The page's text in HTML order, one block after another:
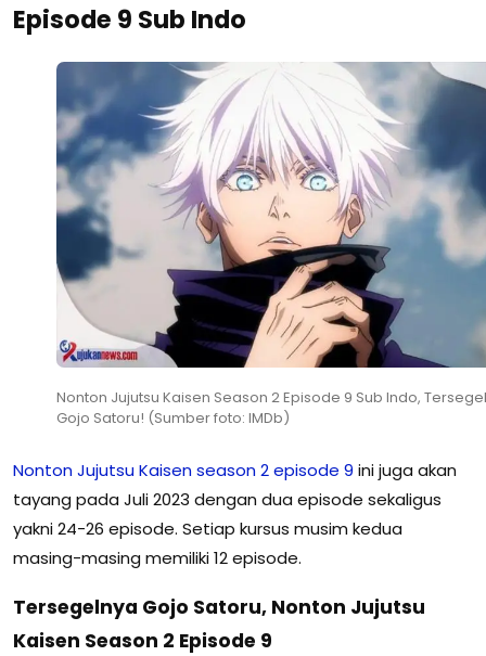
Episode 9 Sub Indo
Nonton Jujutsu Kaisen Season 2 Episode 9 Sub Indo,
Gojo Satoru! (Sumber foto: IMDb)
Nonton Jujutsu Kaisen season 2 episode 9 ini juga akan
tayang pada Juli 2023 dengan dua episode sekaligus
yakni 24-26 episode. Setiap kursus musim kedua
masing-masing memiliki 12 episode.
Tersegelnya Gojo Satoru, Nonton Jujutsu
Kaisen Season 2 Episode 9